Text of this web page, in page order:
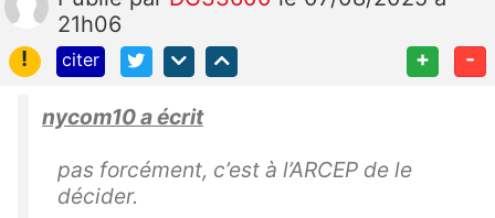
21h06
!
citer + -
nycom10 a écrit
pas forcément, c’est à l’ARCEP de le
décider.